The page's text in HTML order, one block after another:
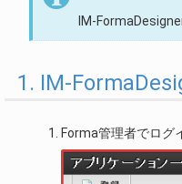
IM-
1. IM-
Forma管理者でログ